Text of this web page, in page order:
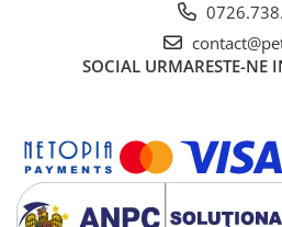
SOCIAL URMARESTE-NE